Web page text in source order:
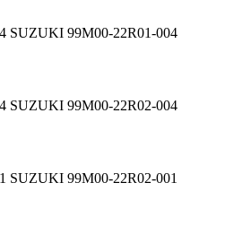
SUZUKI 99M00-22R01-004
SUZUKI 99M00-22R02-004
SUZUKI 99M00-22R02-001